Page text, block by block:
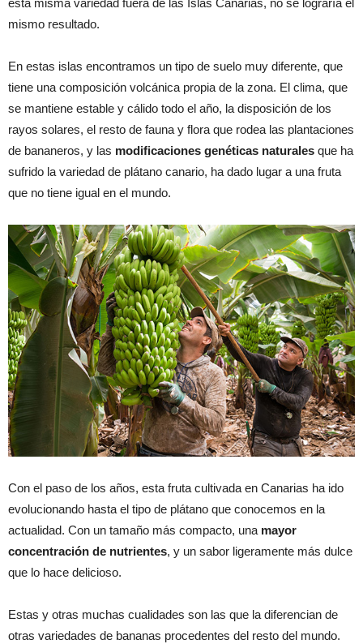
esta misma variedad fuera de las Islas Canarias, no se lograría el
mismo resultado.
En estas islas encontramos un tipo de suelo muy diferente, que
tiene una composición volcánica propia de la zona. El clima, que
se mantiene estable y cálido todo el año, la disposición de los
rayos solares, el resto de fauna y flora que rodea las plantaciones
de bananeros, y las modificaciones genéticas naturales que ha
sufrido la variedad de plátano canario, ha dado lugar a una fruta
que no tiene igual en el mundo.
Con el paso de los años, esta fruta cultivada en Canarias ha ido
evolucionando hasta el tipo de plátano que conocemos en la
actualidad. Con un tamaño más compacto, una mayor
concentración de nutrientes, y un sabor ligeramente más dulce
que lo hace delicioso.
Estas y otras muchas cualidades son las que la diferencian de
otras variedades de bananas procedentes del resto del mundo.